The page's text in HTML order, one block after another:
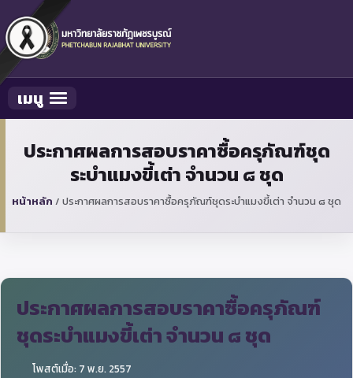
Toggle navigation
เมนู
ประกาศผลการสอบราคาซื้อครุภัณฑ์ชุด
ระบำแมงขี้เต่า จำนวน ๘ ชุด
หน้าหลัก / ประกาศผลการสอบราคาซื้อครุภัณฑ์ชุดระบำแมงขี้เต่า จำนวน ๘ ชุด
ประกาศผลการสอบราคาซื้อครุภัณฑ์
ชุดระบำแมงขี้เต่า จำนวน ๘ ชุด
โพสต์เมื่อ: 7 พ.ย. 2557